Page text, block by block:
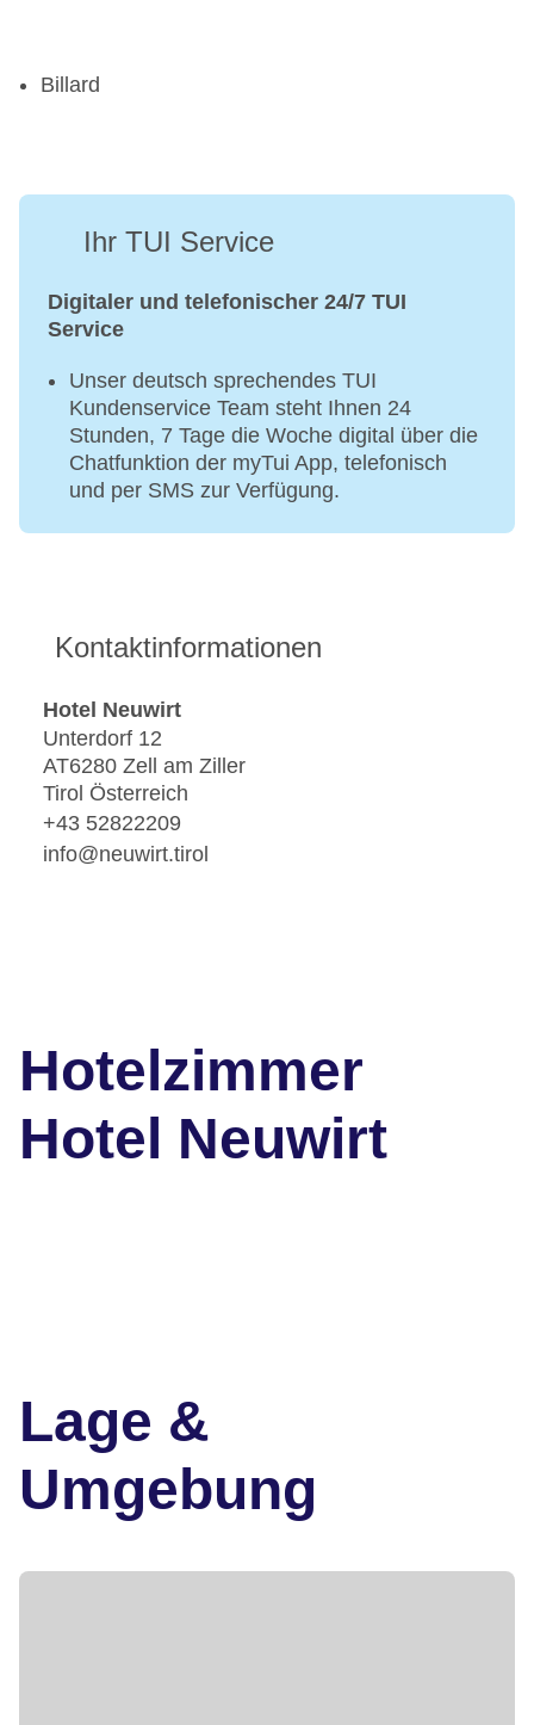
Billard
Ihr TUI Service
Digitaler und telefonischer 24/7 TUI
Service
Unser deutsch sprechendes TUI
Kundenservice Team steht Ihnen 24
Stunden, 7 Tage die Woche digital über die
Chatfunktion der myTui App, telefonisch
und per SMS zur Verfügung.
Kontaktinformationen
Hotel Neuwirt
Unterdorf 12
AT6280 Zell am Ziller
Tirol Österreich
+43 52822209
info@neuwirt.tirol
Hotelzimmer
Hotel Neuwirt
Lage &
Umgebung